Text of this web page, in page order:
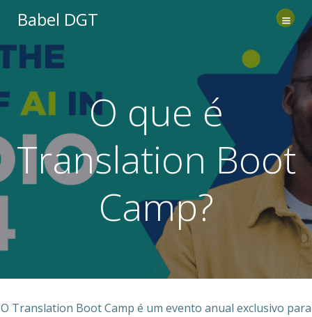
Babel DGT
O que é
Translation Boot
Camp?
O Translation Boot Camp é um evento anual exclusivo para